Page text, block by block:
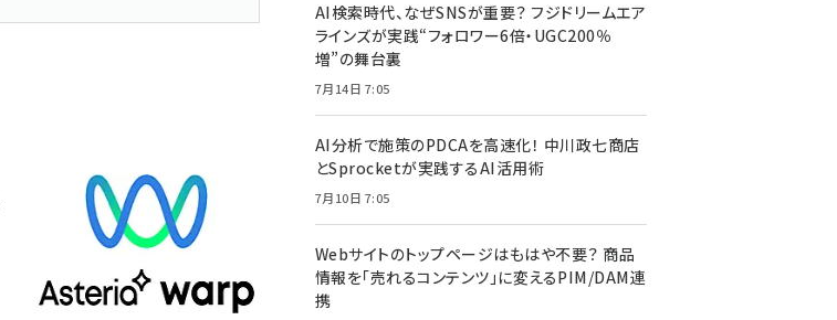
AI検索時代、なぜSNSが重要？ フジドリームエア
ラインズが実践“フォロワー6倍・UGC200％
増”の舞台裏
7月14日 7:05
AI分析で施策のPDCAを高速化！ 中川政七商店
とSprocketが実践するAI活用術
7月10日 7:05
Webサイトのトップページはもはや不要？ 商品
情報を「売れるコンテンツ」に変えるPIM/DAM連
携